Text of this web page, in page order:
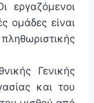
εργαζόμενοι
ομάδες είναι
Γενικής
και του